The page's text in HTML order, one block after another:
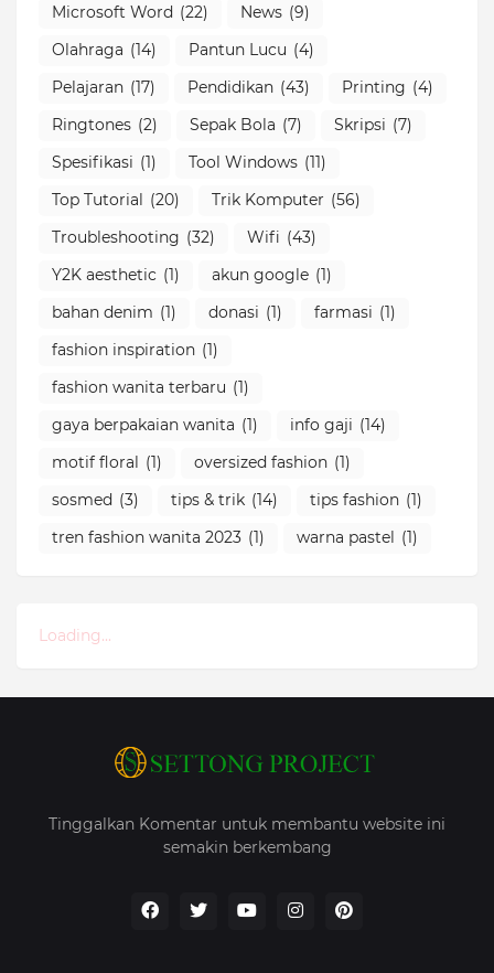
Microsoft Word (22) News (9)
Olahraga (14) Pantun Lucu (4)
Pelajaran (17) Pendidikan (43) Printing (4)
Ringtones (2) Sepak Bola (7) Skripsi (7)
Spesifikasi (1) Tool Windows (11)
Top Tutorial (20) Trik Komputer (56)
Troubleshooting (32) Wifi (43)
Y2K aesthetic (1) akun google (1)
bahan denim (1) donasi (1) farmasi (1)
fashion inspiration (1)
fashion wanita terbaru (1)
gaya berpakaian wanita (1) info gaji (14)
motif floral (1) oversized fashion (1)
sosmed (3) tips & trik (14) tips fashion (1)
tren fashion wanita 2023 (1) warna pastel (1)
Loading...
Tinggalkan Komentar untuk membantu website ini
semakin berkembang